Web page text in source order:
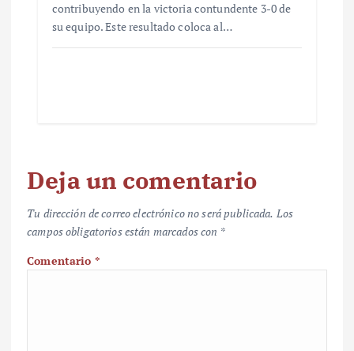
contribuyendo en la victoria contundente 3-0 de
su equipo. Este resultado coloca al…
Deja un comentario
Tu dirección de correo electrónico no será publicada. Los
campos obligatorios están marcados con *
Comentario *